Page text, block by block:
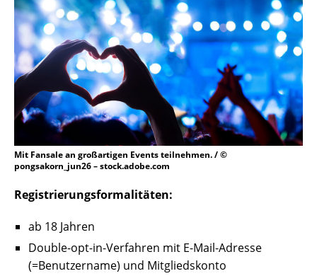
Mit Fansale an großartigen Events teilnehmen. / ©
pongsakorn_jun26 – stock.adobe.com
Registrierungsformalitäten:
ab 18 Jahren
Double-opt-in-Verfahren mit E-Mail-Adresse
(=Benutzername) und Mitgliedskonto